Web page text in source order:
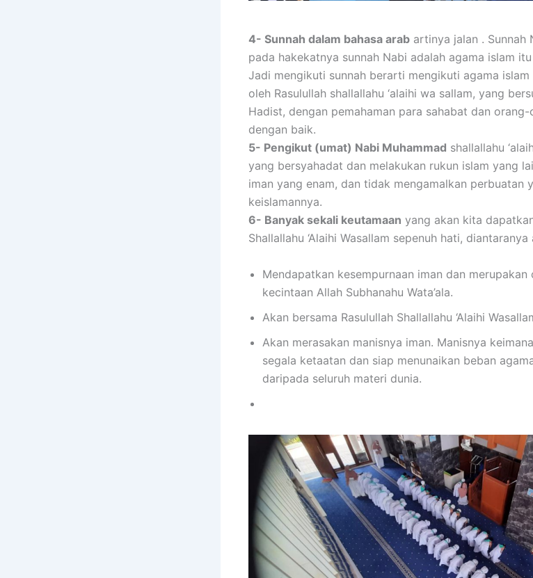
4- Sunnah dalam bahasa arab artinya jalan . Sunnah
pada hakekatnya sunnah Nabi adalah agama islam
Jadi mengikuti sunnah berarti mengikuti agama
oleh Rasulullah shallallahu ‘alaihi wa sallam, yang
Hadist, dengan pemahaman para sahabat dan
dengan baik.
5- Pengikut (umat) Nabi Muhammad shallallahu
yang bersyahadat dan melakukan rukun islam yang
iman yang enam, dan tidak mengamalkan perbuatan
keislamannya.
6- Banyak sekali keutamaan yang akan kita
Shallallahu ‘Alaihi Wasallam sepenuh hati, diantaranya
Mendapatkan kesempurnaan iman dan
kecintaan Allah Subhanahu Wata’ala.
Akan bersama Rasulullah Shallallahu ‘Alaihi
Akan merasakan manisnya iman. Manisnya
segala ketaatan dan siap menunaikan beban
daripada seluruh materi dunia.